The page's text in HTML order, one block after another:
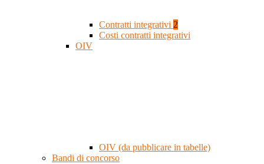
Contratti integrativi 2
Costi contratti integrativi
OIV
OIV (da pubblicare in tabelle)
Bandi di concorso